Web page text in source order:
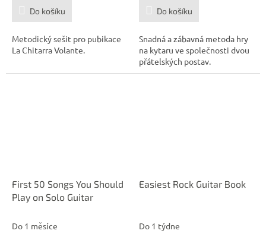
Do košíku
Metodický sešit pro pubikace
La Chitarra Volante.
Do košíku
Snadná a zábavná metoda hry
na kytaru ve společnosti dvou
přátelských postav.
First 50 Songs You Should
Play on Solo Guitar
Do 1 měsíce
Easiest Rock Guitar Book
Do 1 týdne